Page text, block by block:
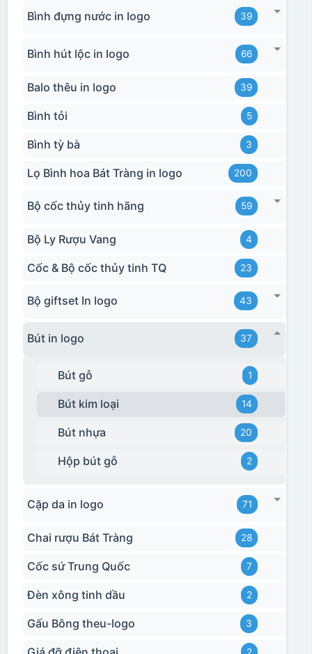
Hộp xi 2 cốc
Hộp xi biểu trưng
Bình đựng nước in logo 39
Bình hút lộc in logo 66
Balo thêu in logo 39
Bình tỏi 5
Bình tỳ bà 3
Lọ Bình hoa Bát Tràng in logo 200
Bộ cốc thủy tinh hãng 59
Bộ Ly Rượu Vang 4
Cốc & Bộ cốc thủy tinh TQ 23
Bộ giftset In logo 43
Bút in logo 37
Bút gỗ 1
Bút kim loại 14
Bút nhựa 20
Hộp bút gỗ 2
Cặp da in logo 71
Chai rượu Bát Tràng 28
Cốc sứ Trung Quốc 7
Đèn xông tinh dầu 2
Gấu Bông theu-logo 3
2